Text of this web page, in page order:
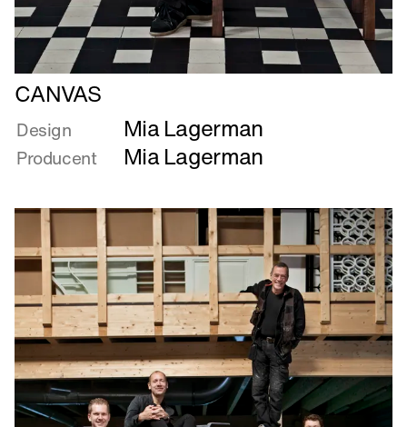
Læs
mere
om
CANVAS
CANVAS
Design Mia Lagerman
Producent Mia Lagerman